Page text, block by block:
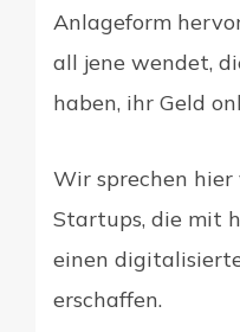
Anlageform
all jene wendet,
haben, ihr Geld
Wir sprechen hier
Startups, die mit
einen
erschaffen.